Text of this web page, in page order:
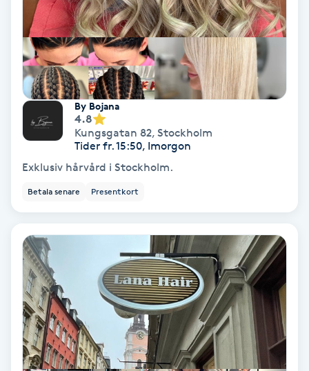
Hot yoga
Hudföryngring
Huduppstramning
Hudvård
Hyaluronsyra
Hypnos
Hårborttagning
Hårbottenbehandling
Hårförlängning
By Bojana
4.8
Kungsgatan 82, Stockholm
Tider fr. 15:50, Imorgon
Exklusiv hårvård i Stockholm.
Betala senare Presentkort